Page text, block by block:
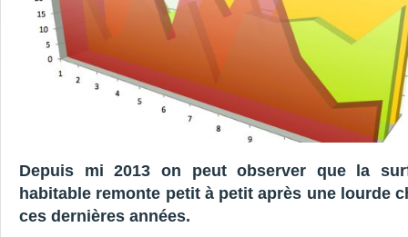
Depuis mi 2013 on peut observer que la
habitable remonte petit à petit après une lourde
ces dernières années.